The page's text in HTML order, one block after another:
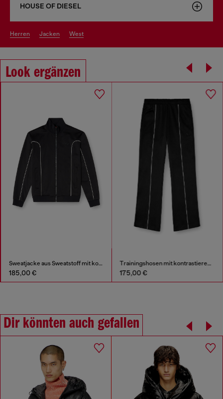
HOUSE OF DIESEL
herren jacken west
Look ergänzen
Sweatjacke aus Sweatstoff mit kontrastierenden Paspeln
185,00 €
Trainingshosen mit kontrastierenden Paspeln
175,00 €
Dir könnten auch gefallen